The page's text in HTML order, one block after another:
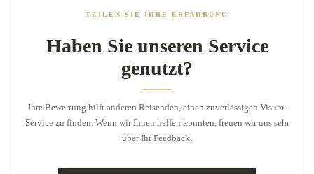
TEILEN SIE IHRE ERFAHRUNG
Haben Sie unseren Service
genutzt?
Ihre Bewertung hilft anderen Reisenden, einen zuverlässigen Visum-
Service zu finden. Wenn wir Ihnen helfen konnten, freuen wir uns sehr
über Ihr Feedback.